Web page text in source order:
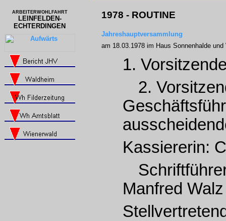
ARBEITERWOHLFAHRT
LEINFELDEN-
ECHTERDINGEN
1978 - ROUTINE
Jahreshauptversammlung
am 18.03.1978 im Haus Sonnenhalde
1.
2.
Kassiererin:
Manfred Walz